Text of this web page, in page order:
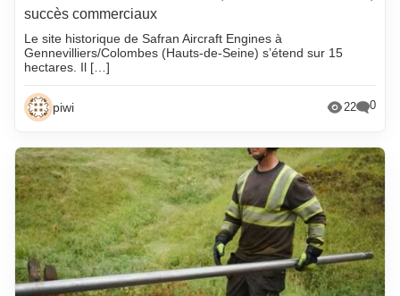
succès commerciaux
Le site historique de Safran Aircraft Engines à
Gennevilliers/Colombes (Hauts-de-Seine) s’étend sur 15
hectares. Il […]
piwi 22 0